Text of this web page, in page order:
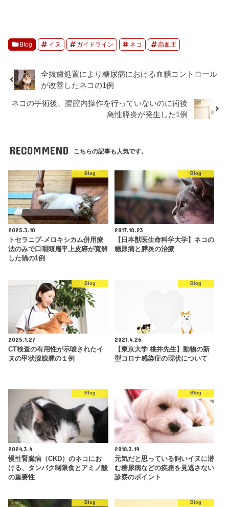
Blog イヌ ガイドライン ネコ 高血圧
全抜歯処置により糖尿病における血糖コントロール
が改善したネコの1例
ネコの手術後、腹腔内操作を行っていないのに術後
急性膵炎が発生した1例
RECOMMEND こちらの記事も人気です。
Blog
2025.3.10
トセラニブ-メロキシカム併用療
法のみで口咽頭扁平上皮癌が寛解
した猫の1例
Blog
2017.10.23
【日本獣医生命科学大学】ネコの
糖尿病と膵炎の治療
Blog
2025.1.27
CT検査の有用性が示唆されたイ
ヌの甲状腺腺腫の１例
Blog
2021.4.26
【東京大学 桃井先生】動物の新
型コロナ感染症の現状について
Blog
2024.3.4
慢性腎臓病（CKD）のネコにお
ける、タンパク制限食とアミノ酸
の重要性
Blog
2018.3.19
元気だと思っている飼いイヌに潜
む糖尿病などの疾患を見逃さない
診察のポイント
Blog Blog